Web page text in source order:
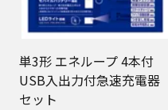
単3形 エネループ 4本付
USB入出力付急速充電器
セット